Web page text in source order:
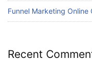
Funnel Marketing Online
Recent